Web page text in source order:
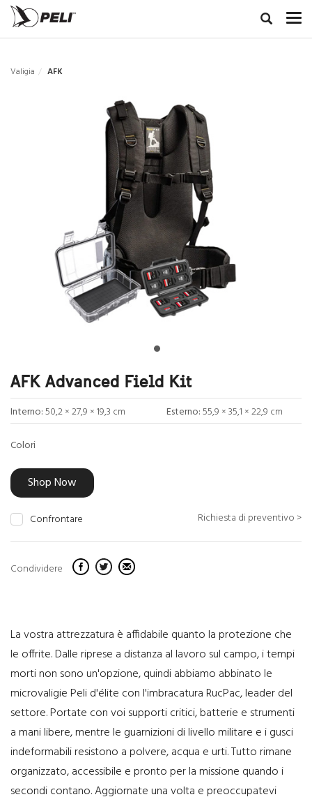
Valigia AFK
AFK Advanced Field Kit
Interno:50,2 × 27,9 × 19,3 cm Esterno:55,9 × 35,1 × 22,9 cm
Colori
Shop Now
Confrontare Richiesta di preventivo >
Condividere
La vostra attrezzatura è affidabile quanto la protezione che
le offrite. Dalle riprese a distanza al lavoro sul campo, i tempi
morti non sono un'opzione, quindi abbiamo abbinato le
microvaligie Peli d'élite con l'imbracatura RucPac, leader del
settore. Portate con voi supporti critici, batterie e strumenti
a mani libere, mentre le guarnizioni di livello militare e i gusci
indeformabili resistono a polvere, acqua e urti. Tutto rimane
organizzato, accessibile e pronto per la missione quando i
secondi contano. Aggiornate una volta e preoccupatevi